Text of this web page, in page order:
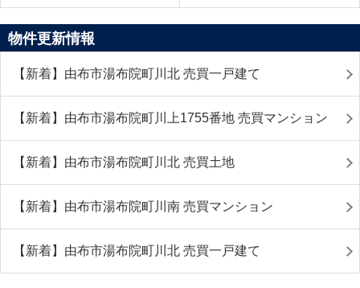
物件更新情報
【新着】由布市湯布院町川北 売買一戸建て
【新着】由布市湯布院町川上1755番地 売買マンション
【新着】由布市湯布院町川北 売買土地
【新着】由布市湯布院町川南 売買マンション
【新着】由布市湯布院町川北 売買一戸建て